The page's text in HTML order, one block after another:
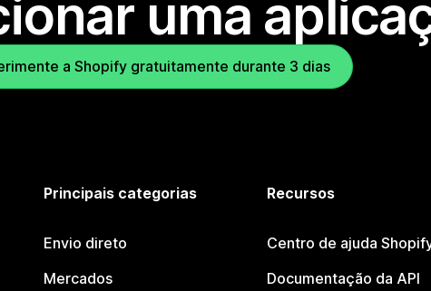
uma
a Shopify gratuitamente durante 3 dias
Principais categorias
Envio direto
Mercados
Recursos
Centro de ajuda
Documentação da API